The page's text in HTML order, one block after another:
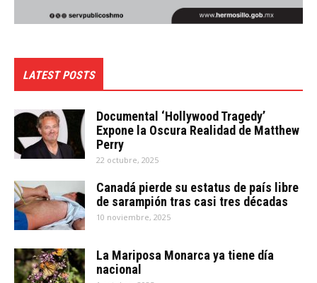
LATEST POSTS
Documental ‘Hollywood Tragedy’
Expone la Oscura Realidad de Matthew
Perry
22 octubre, 2025
Canadá pierde su estatus de país libre
de sarampión tras casi tres décadas
10 noviembre, 2025
La Mariposa Monarca ya tiene día
nacional